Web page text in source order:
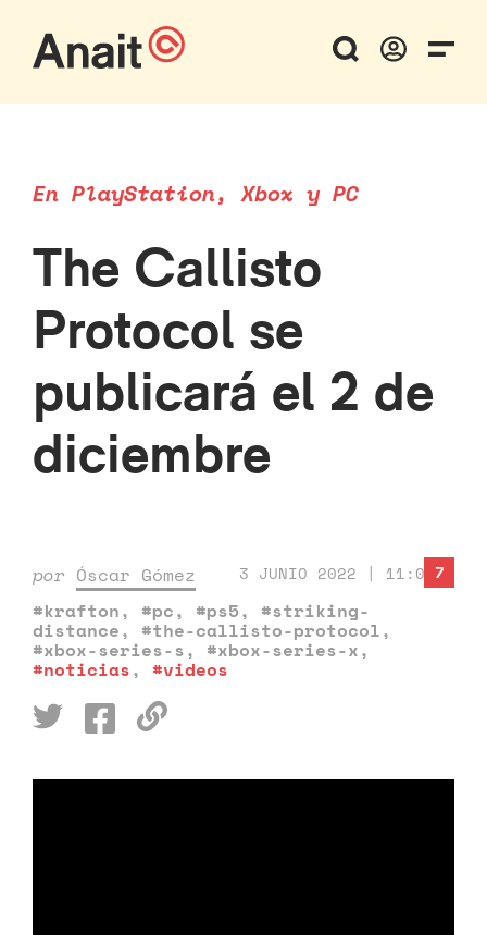
En PlayStation, Xbox y PC
The Callisto
Protocol se
publicará el 2 de
diciembre
por Óscar Gómez 3 JUNIO 2022 | 11:08
#krafton, #pc, #ps5, #striking-
distance, #the-callisto-protocol,
#xbox-series-s, #xbox-series-x,
#noticias, #videos
7